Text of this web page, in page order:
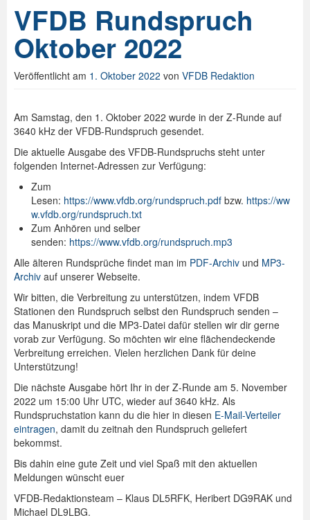
VFDB Rundspruch
Oktober 2022
Veröffentlicht am 1. Oktober 2022 von VFDB Redaktion
Am Samstag, den 1. Oktober 2022 wurde in der Z-Runde auf
3640 kHz der VFDB-Rundspruch gesendet.
Die aktuelle Ausgabe des VFDB-Rundspruchs steht unter
folgenden Internet-Adressen zur Verfügung:
Zum
Lesen: https://www.vfdb.org/rundspruch.pdf bzw. https://ww
w.vfdb.org/rundspruch.txt
Zum Anhören und selber
senden: https://www.vfdb.org/rundspruch.mp3
Alle älteren Rundsprüche findet man im PDF-Archiv und MP3-
Archiv auf unserer Webseite.
Wir bitten, die Verbreitung zu unterstützen, indem VFDB
Stationen den Rundspruch selbst den Rundspruch senden –
das Manuskript und die MP3-Datei dafür stellen wir dir gerne
vorab zur Verfügung. So möchten wir eine flächendeckende
Verbreitung erreichen. Vielen herzlichen Dank für deine
Unterstützung!
Die nächste Ausgabe hört Ihr in der Z-Runde am 5. November
2022 um 15:00 Uhr UTC, wieder auf 3640 kHz. Als
Rundspruchstation kann du die hier in diesen E-Mail-Verteiler
eintragen, damit du zeitnah den Rundspruch geliefert
bekommst.
Bis dahin eine gute Zeit und viel Spaß mit den aktuellen
Meldungen wünscht euer
VFDB-Redaktionsteam – Klaus DL5RFK, Heribert DG9RAK und
Michael DL9LBG.